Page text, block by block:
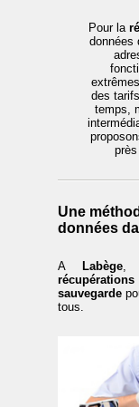
Pour la
données
des
temps,
Une
données
A Labège,
récupérations
sauvegarde
tous.